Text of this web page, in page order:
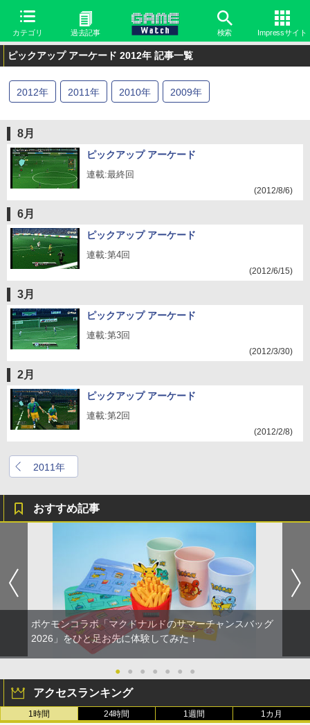
カテゴリ 過去記事 検索 Impressサイト
ピックアップ アーケード 2012年 記事一覧
2012年 2011年 2010年 2009年
8月
ピックアップ アーケード
連載:最終回
(2012/8/6)
6月
ピックアップ アーケード
連載:第4回
(2012/6/15)
3月
ピックアップ アーケード
連載:第3回
(2012/3/30)
2月
ピックアップ アーケード
連載:第2回
(2012/2/8)
2011年
おすすめ記事
ポケモンコラボ「マクドナルドのサマーチャンスバッグ
2026」をひと足お先に体験してみた！
● ● ● ● ● ● ●
アクセスランキング
1時間 24時間 1週間 1カ月